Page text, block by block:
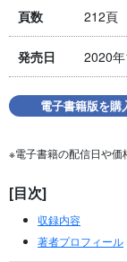
頁数 212頁
発売日 2020
電子書籍版を購
※電子書籍の配信日や
[目次]
収録内容
著者プロフィール